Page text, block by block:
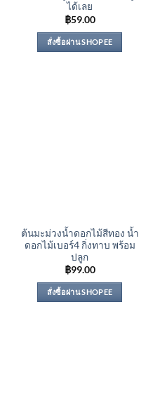
ได้เลย
฿59.00
สั่งซื้อผ่าน SHOPEE
ต้นมะม่วงน้ำดอกไม้สีทอง น้ำ
ดอกไม้เบอร์4 กิ่งทาบ พร้อม
ปลูก
฿99.00
สั่งซื้อผ่าน SHOPEE